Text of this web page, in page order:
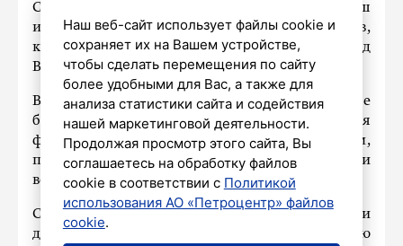
Специалисты провели реставрацию афиш
и программ, а также ведомости концертов,
которые проходили в Большом зале в период
ВОВ.
Восстановлены рукописные и машинописные
брошюры, записные книжки руководителя
филармонии Бориса Хаиса и фотоальбом,
посвящённый деятельности филармонии
во время блокады Ленинграда.
Специалисты работали с хрупкими
документами, которые имеют высокую
Наш веб-сайт использует файлы cookie и
сохраняет их на Вашем устройстве,
чтобы сделать перемещения по сайту
более удобными для Вас, а также для
анализа статистики сайта и содействия
нашей маркетинговой деятельности.
Продолжая просмотр этого сайта, Вы
соглашаетесь на обработку файлов
cookie в соответствии с Политикой
использования АО «Петроцентр» файлов
cookie.